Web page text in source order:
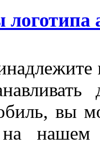
вы
на